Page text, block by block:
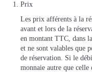
Prix
Les prix afférents à la
avant et lors de la
en montant TTC, dans
et ne sont valables que
de réservation. Si le
monnaie autre que